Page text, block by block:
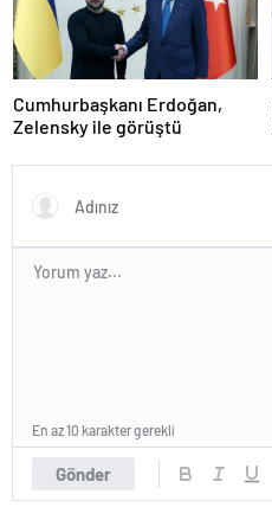
Cumhurbaşkanı Erdoğan,
Zelensky ile görüştü
Gönder
En az 10 karakter gerekli